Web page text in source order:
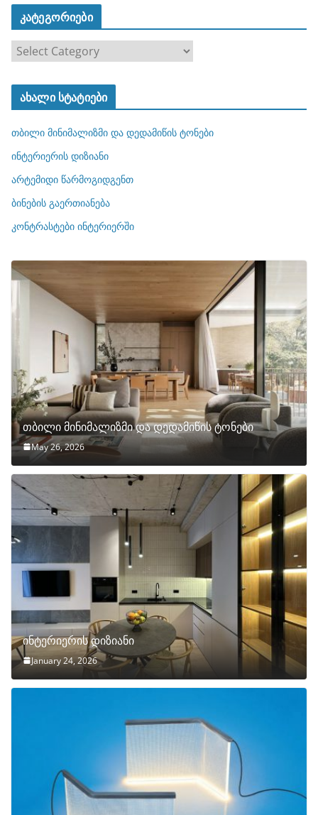
კატეგორიები
ტ
ო
რ
ბ
ი
ახალი სტატიები
თბილი მინიმალიზმი და დედამიწის ტონები
ინტერიერის დიზიანი
არტემიდი წარმოგიდგენთ
ბინების გაერთიანება
კონტრასტები ინტერიერში
თბილი მინიმალიზმი და დედამიწის ტონები
May 26, 2026
ინტერიერის დიზიანი
January 24, 2026